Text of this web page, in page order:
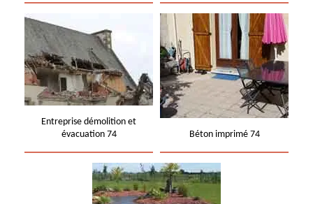
Entreprise démolition et
évacuation 74
Béton imprimé 74